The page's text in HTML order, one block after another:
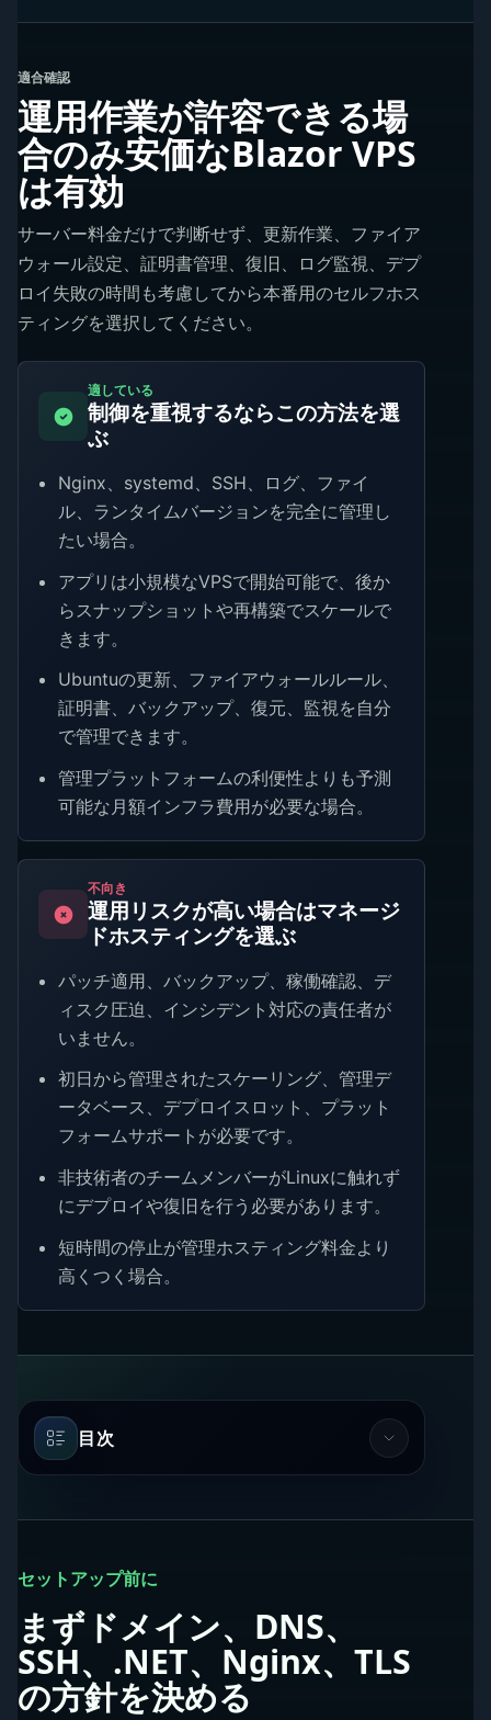
適合確認
運用作業が許容できる場
合のみ安価なBlazor VPS
は有効
サーバー料金だけで判断せず、更新作業、ファイア
ウォール設定、証明書管理、復旧、ログ監視、デプ
ロイ失敗の時間も考慮してから本番用のセルフホス
ティングを選択してください。
適している
制御を重視するならこの方法を選
ぶ
Nginx、systemd、SSH、ログ、ファイ
ル、ランタイムバージョンを完全に管理し
たい場合。
アプリは小規模なVPSで開始可能で、後か
らスナップショットや再構築でスケールで
きます。
Ubuntuの更新、ファイアウォールルール、
証明書、バックアップ、復元、監視を自分
で管理できます。
管理プラットフォームの利便性よりも予測
可能な月額インフラ費用が必要な場合。
不向き
運用リスクが高い場合はマネージ
ドホスティングを選ぶ
パッチ適用、バックアップ、稼働確認、デ
ィスク圧迫、インシデント対応の責任者が
いません。
初日から管理されたスケーリング、管理デ
ータベース、デプロイスロット、プラット
フォームサポートが必要です。
非技術者のチームメンバーがLinuxに触れず
にデプロイや復旧を行う必要があります。
短時間の停止が管理ホスティング料金より
高くつく場合。
目次
セットアップ前に
まずドメイン、DNS、
SSH、.NET、Nginx、TLS
の方針を決める